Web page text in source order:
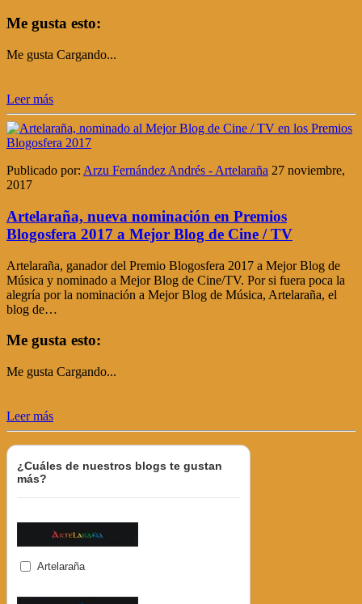
Me gusta esto:
Me gusta Cargando...
Leer más
Publicado por: Arzu Fernández Andrés - Artelaraña 27 noviembre,
2017
Artelaraña, nueva nominación en Premios
Blogosfera 2017 a Mejor Blog de Cine / TV
Artelaraña, ganador del Premio Blogosfera 2017 a Mejor Blog de
Música y nominado a Mejor Blog de Cine/TV. Por si fuera poca la
alegría por la nominación a Mejor Blog de Música, Artelaraña, el
blog de…
Me gusta esto:
Me gusta Cargando...
Leer más
¿Cuáles de nuestros blogs te gustan
más?
Artelaraña